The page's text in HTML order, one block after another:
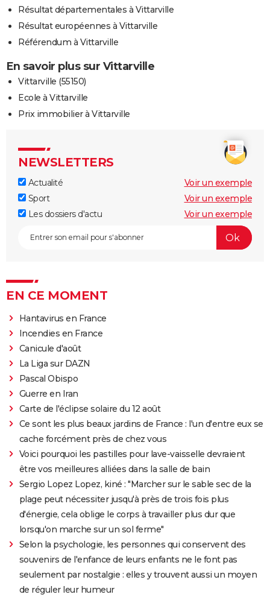
Résultat départementales à Vittarville
Résultat européennes à Vittarville
Référendum à Vittarville
En savoir plus sur Vittarville
Vittarville (55150)
Ecole à Vittarville
Prix immobilier à Vittarville
NEWSLETTERS
Actualité
Voir un exemple
Sport
Voir un exemple
Les dossiers d'actu
Voir un exemple
EN CE MOMENT
Hantavirus en France
Incendies en France
Canicule d'août
La Liga sur DAZN
Pascal Obispo
Guerre en Iran
Carte de l'éclipse solaire du 12 août
Ce sont les plus beaux jardins de France : l'un d'entre eux se
cache forcément près de chez vous
Voici pourquoi les pastilles pour lave-vaisselle devraient
être vos meilleures alliées dans la salle de bain
Sergio Lopez Lopez, kiné : "Marcher sur le sable sec de la
plage peut nécessiter jusqu'à près de trois fois plus
d'énergie, cela oblige le corps à travailler plus dur que
lorsqu'on marche sur un sol ferme"
Selon la psychologie, les personnes qui conservent des
souvenirs de l'enfance de leurs enfants ne le font pas
seulement par nostalgie : elles y trouvent aussi un moyen
de réguler leur humeur